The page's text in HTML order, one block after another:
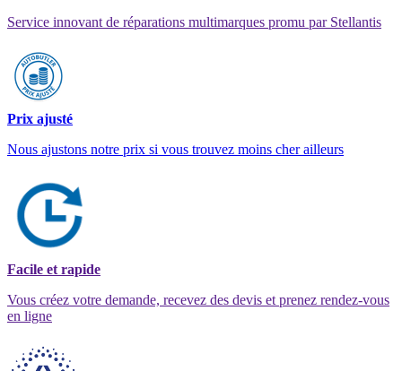
Service innovant de réparations multimarques promu par Stellantis
Prix ajusté
Nous ajustons notre prix si vous trouvez moins cher ailleurs
Facile et rapide
Vous créez votre demande, recevez des devis et prenez rendez-vous
en ligne